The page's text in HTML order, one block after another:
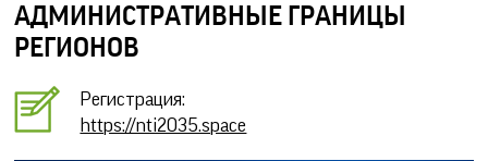
АДМИНИСТРАТИВНЫЕ ГРАНИЦЫ
РЕГИОНОВ
Регистрация:
https://nti2035.space